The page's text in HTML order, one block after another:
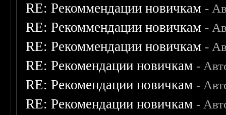
RE: Рекоммендации новичкам -
RE: Рекоммендации новичкам -
RE: Рекоммендации новичкам -
RE: Рекомендации новичкам -
RE: Рекомендации новичкам -
RE: Рекомендации новичкам -